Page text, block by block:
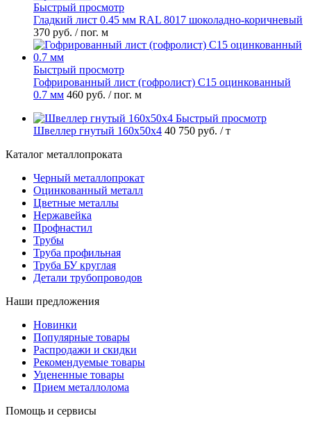
Быстрый просмотр
Гладкий лист 0.45 мм RAL 8017 шоколадно-коричневый
370 руб. / пог. м
Быстрый просмотр
Гофрированный лист (гофролист) С15 оцинкованный
0.7 мм 460 руб. / пог. м
Быстрый просмотр
Швеллер гнутый 160х50х4 40 750 руб. / т
Каталог металлопроката
Черный металлопрокат
Оцинкованный металл
Цветные металлы
Нержавейка
Профнастил
Трубы
Труба профильная
Труба БУ круглая
Детали трубопроводов
Наши предложения
Новинки
Популярные товары
Распродажи и скидки
Рекомендуемые товары
Уцененные товары
Прием металлолома
Помощь и сервисы